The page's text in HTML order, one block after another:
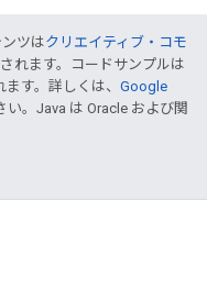
ツはクリエイティブ・コモ
れます。コードサンプルは
す。詳しくは、 Google
い。Java は Oracle および関